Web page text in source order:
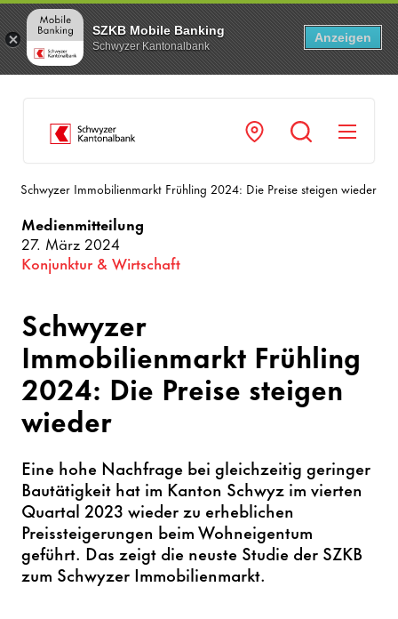
SZKB Mobile Banking
Schwyzer Kantonalbank
Anzeigen
Schwyzer Immobilienmarkt Frühling 2024: Die Preise steigen wieder
Medienmitteilung
27. März 2024
Konjunktur & Wirtschaft
Schwyzer
Immobilienmarkt Frühling
2024: Die Preise steigen
wieder
Eine hohe Nachfrage bei gleichzeitig geringer
Bautätigkeit hat im Kanton Schwyz im vierten
Quartal 2023 wieder zu erheblichen
Preissteigerungen beim Wohneigentum
geführt. Das zeigt die neuste Studie der SZKB
zum Schwyzer Immobilienmarkt.